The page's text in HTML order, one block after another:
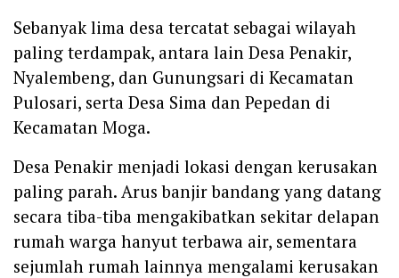
Sebanyak lima desa tercatat sebagai wilayah
paling terdampak, antara lain Desa Penakir,
Nyalembeng, dan Gunungsari di Kecamatan
Pulosari, serta Desa Sima dan Pepedan di
Kecamatan Moga.
Desa Penakir menjadi lokasi dengan kerusakan
paling parah. Arus banjir bandang yang datang
secara tiba-tiba mengakibatkan sekitar delapan
rumah warga hanyut terbawa air, sementara
sejumlah rumah lainnya mengalami kerusakan